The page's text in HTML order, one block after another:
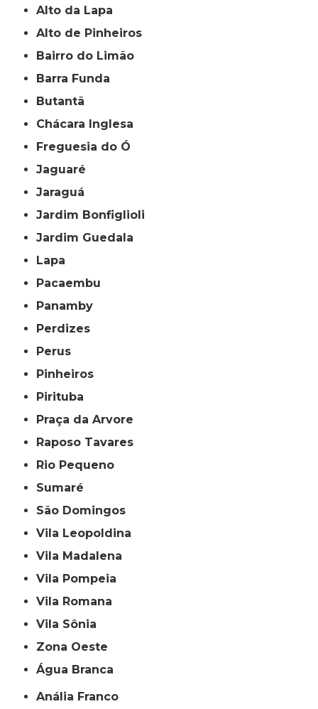
Alto da Lapa
Alto de Pinheiros
Bairro do Limão
Barra Funda
Butantã
Chácara Inglesa
Freguesia do Ó
Jaguaré
Jaraguá
Jardim Bonfiglioli
Jardim Guedala
Lapa
Pacaembu
Panamby
Perdizes
Perus
Pinheiros
Pirituba
Praça da Arvore
Raposo Tavares
Rio Pequeno
Sumaré
São Domingos
Vila Leopoldina
Vila Madalena
Vila Pompeia
Vila Romana
Vila Sônia
Zona Oeste
Água Branca
Anália Franco